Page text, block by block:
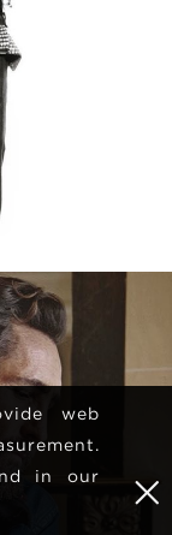
web
in our